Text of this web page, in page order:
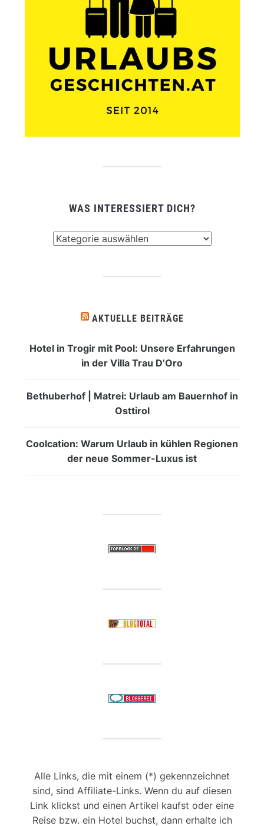
WAS INTERESSIERT DICH?
AKTUELLE BEITRÄGE
Hotel in Trogir mit Pool: Unsere Erfahrungen
in der Villa Trau D’Oro
Bethuberhof | Matrei: Urlaub am Bauernhof in
Osttirol
Coolcation: Warum Urlaub in kühlen Regionen
der neue Sommer-Luxus ist
Alle Links, die mit einem (*) gekennzeichnet
sind, sind Affiliate-Links. Wenn du auf diesen
Link klickst und einen Artikel kaufst oder eine
Reise bzw. ein Hotel buchst, dann erhalte ich